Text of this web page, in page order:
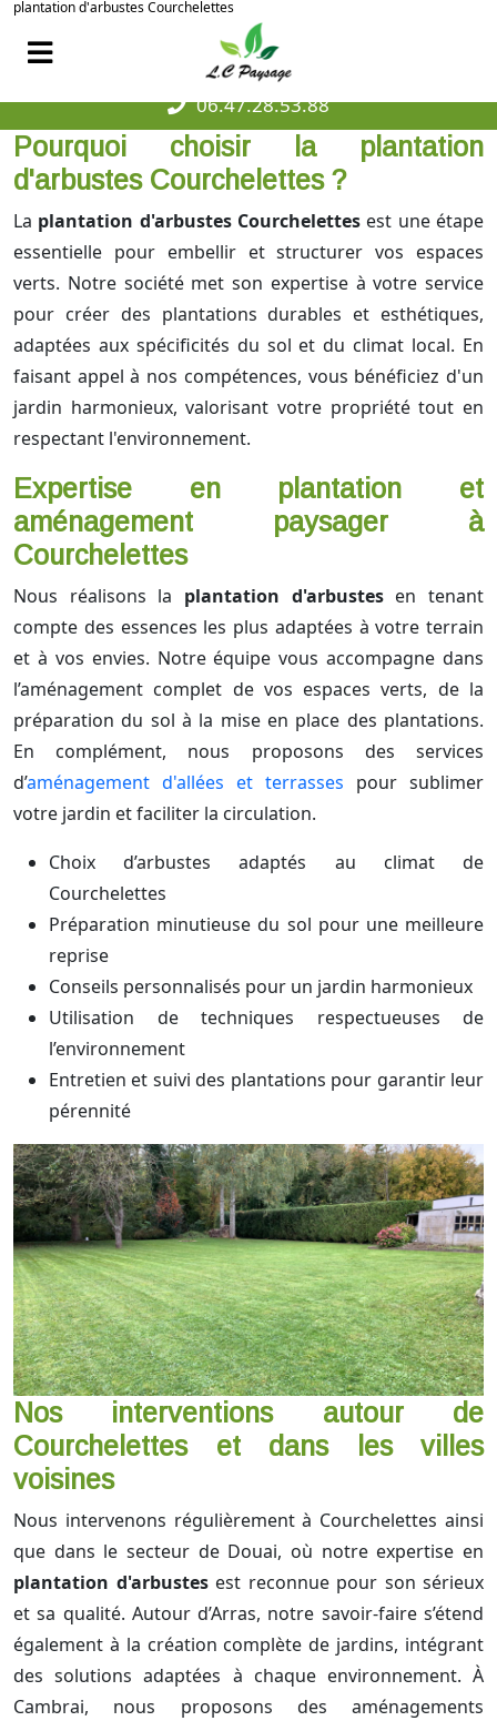
plantation d'arbustes Courchelettes
06.47.28.53.88
Pourquoi choisir la plantation
d'arbustes Courchelettes ?
La plantation d'arbustes Courchelettes est une étape
essentielle pour embellir et structurer vos espaces
verts. Notre société met son expertise à votre service
pour créer des plantations durables et esthétiques,
adaptées aux spécificités du sol et du climat local. En
faisant appel à nos compétences, vous bénéficiez d'un
jardin harmonieux, valorisant votre propriété tout en
respectant l'environnement.
Expertise en plantation et
aménagement paysager à
Courchelettes
Nous réalisons la plantation d'arbustesen tenant
compte des essences les plus adaptées à votre terrain
et à vos envies. Notre équipe vous accompagne dans
l’aménagement complet de vos espaces verts, de la
préparation du sol à la mise en place des plantations.
En complément, nous proposons des services
d’aménagement d'allées et terrasses pour sublimer
votre jardin et faciliter la circulation.
Choix d’arbustes adaptés au climat de
Courchelettes
Préparation minutieuse du sol pour une meilleure
reprise
Conseils personnalisés pour un jardin harmonieux
Utilisation de techniques respectueuses de
l’environnement
Entretien et suivi des plantations pour garantir leur
pérennité
Nos interventions autour de
Courchelettes et dans les villes
voisines
Nous intervenons régulièrement à Courchelettes ainsi
que dans le secteur de Douai, où notre expertise en
plantation d'arbustesest reconnue pour son sérieux
et sa qualité. Autour d’Arras, notre savoir-faire s’étend
également à la création complète de jardins, intégrant
des solutions adaptées à chaque environnement. À
Cambrai, nous proposons des aménagements